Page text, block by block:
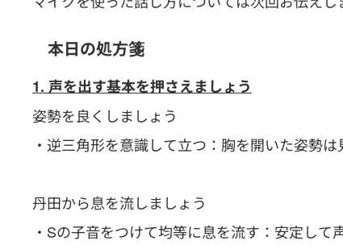
本日の処方箋
1. 声を出す基本を押さえましょう
姿勢を良くしましょう
・逆三角形を意識して立つ：胸を開いた姿勢
丹田から息を流しましょう
・Sの子音をつけて均等に息を流す：安定して